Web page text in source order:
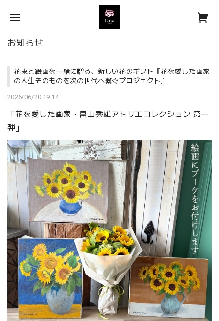
お知らせ
花束と絵画を一緒に贈る、新しい花のギフト『花を愛した画家
の人生そのものを次の世代へ繋ぐプロジェクト』
2026/06/20 19:14
「花を愛した画家・畠山秀雄アトリエコレクション 第一
弾」